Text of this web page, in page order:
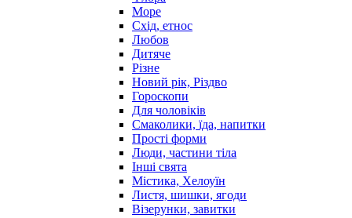
Море
Схід, етнос
Любов
Дитяче
Різне
Новий рік, Різдво
Гороскопи
Для чоловіків
Смаколики, їда, напитки
Прості форми
Люди, частини тіла
Інші свята
Містика, Хелоуїн
Листя, шишки, ягоди
Візерунки, завитки